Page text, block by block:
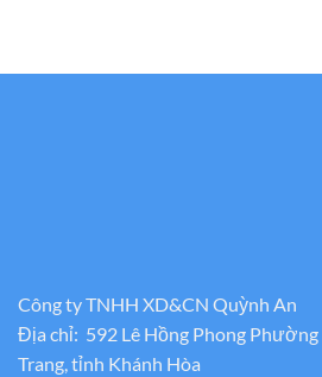
Công ty TNHH XD&CN Quỳnh An
Địa chỉ: 592 Lê Hồng Phong Phường
Trang, tỉnh Khánh Hòa